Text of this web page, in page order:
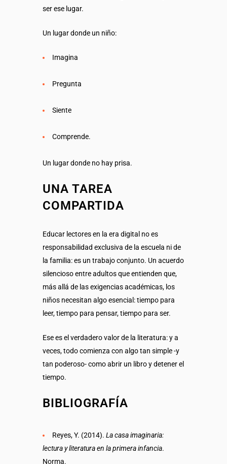
ser ese lugar.
Un lugar donde un niño:
Imagina
Pregunta
Siente
Comprende.
Un lugar donde no hay prisa.
UNA TAREA
COMPARTIDA
Educar lectores en la era digital no es
responsabilidad exclusiva de la escuela ni de
la familia: es un trabajo conjunto. Un acuerdo
silencioso entre adultos que entienden que,
más allá de las exigencias académicas, los
niños necesitan algo esencial: tiempo para
leer, tiempo para pensar, tiempo para ser.
Ese es el verdadero valor de la literatura:y a
veces, todo comienza con algo tan simple -y
tan poderoso- como abrir un libro y detener el
tiempo.
BIBLIOGRAFÍA
Reyes, Y. (2014). La casa imaginaria:
lectura y literatura en la primera infancia.
Norma.